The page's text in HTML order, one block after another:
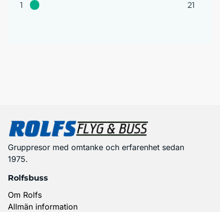
1
21
Gruppresor med omtanke och erfarenhet sedan
1975.
Rolfsbuss
Om Rolfs
Allmän information